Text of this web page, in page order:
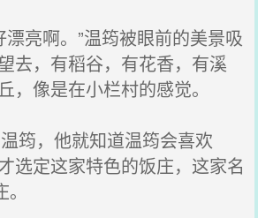
亮啊。”温筠被眼前的美景吸
去，有稻谷，有花香，有溪
，像是在小栏村的感觉。
筠，他就知道温筠会喜欢
选定这家特色的饭庄，这家名